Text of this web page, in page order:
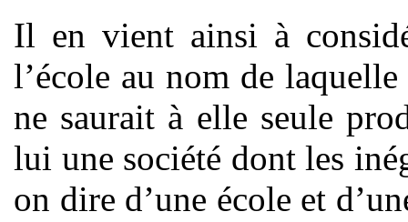
Il en vient ainsi à
l’école au nom de
ne saurait à elle seule
lui une société dont les
on dire d’une école et